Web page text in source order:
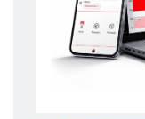
GESTIONE
Ci Occupiamo di
Gestiamo le tue